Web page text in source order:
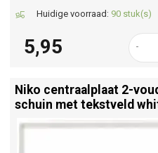
Huidige voorraad: 90 stuk(s)
5,95 -
Niko centraalplaat 2-
schuin met tekstveld